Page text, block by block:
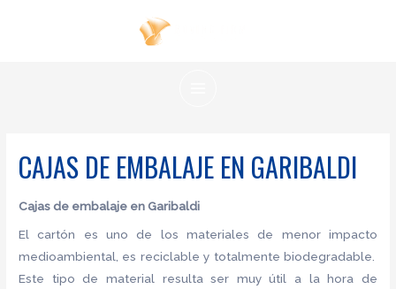
CAJAS DE EMBALAJE EN GARIBALDI
Cajas de embalaje en Garibaldi
El cartón es uno de los materiales de menor impacto
medioambiental, es reciclable y totalmente biodegradable.
Este tipo de material resulta ser muy útil a la hora de